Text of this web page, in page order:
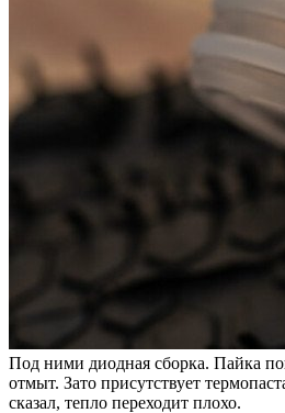
Под ними диодная сборка. Пайка
отмыт. Зато присутствует
сказал, тепло переходит плохо.